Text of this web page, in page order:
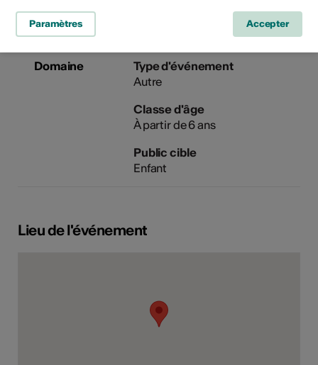
Domaine
Type d'événement
Autre
Classe d'âge
À partir de 6 ans
Public cible
Enfant
Lieu de l'événement
Paramètres Accepter